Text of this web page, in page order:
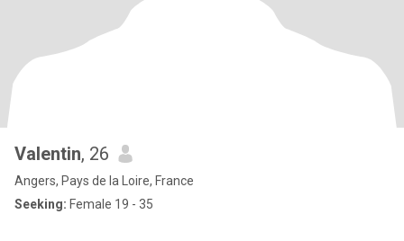
Valentin, 26
Angers, Pays de la Loire, France
Seeking: Female 19 - 35